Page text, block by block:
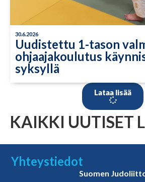
30.6.2026
Uudistettu 1-tason
ohjaajakoulutus
syksyllä
Lataa lisää
KAIKKI UUTISET
Yhteystiedot
Suomen